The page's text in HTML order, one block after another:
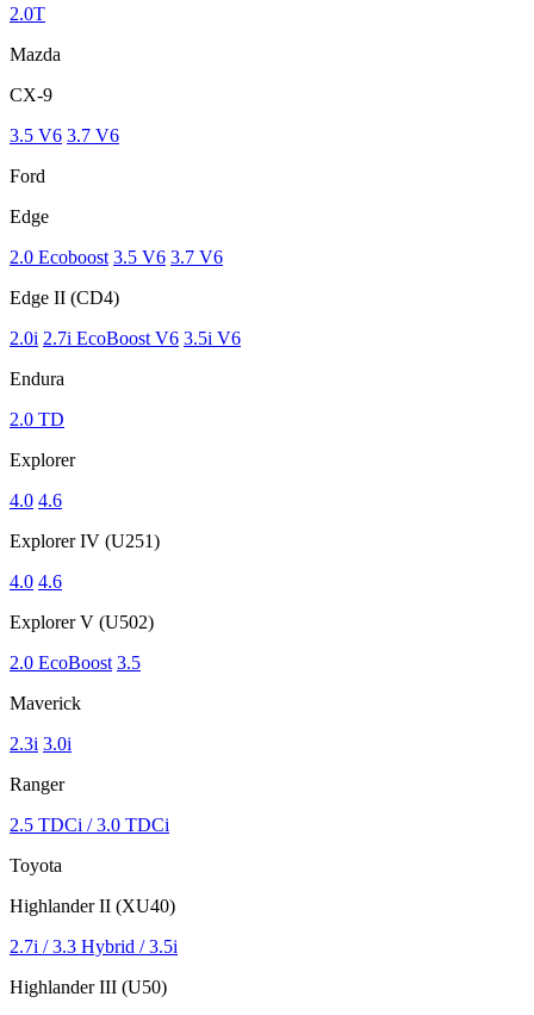
2.0T
Mazda
CX-9
3.5 V6 3.7 V6
Ford
Edge
2.0 Ecoboost 3.5 V6 3.7 V6
Edge II (CD4)
2.0i 2.7i EcoBoost V6 3.5i V6
Endura
2.0 TD
Explorer
4.0 4.6
Explorer IV (U251)
4.0 4.6
Explorer V (U502)
2.0 EcoBoost 3.5
Maverick
2.3i 3.0i
Ranger
2.5 TDCi / 3.0 TDCi
Toyota
Highlander II (XU40)
2.7i / 3.3 Hybrid / 3.5i
Highlander III (U50)